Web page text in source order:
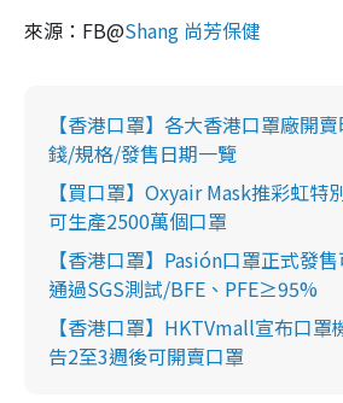
來源：FB@Shang 尚芳保健
【香港口罩】各大香港口罩廠開
錢/規格/發售日期一覽
【買口罩】Oxyair Mask推彩虹特
可生產2500萬個口罩
【香港口罩】Pasión口罩正式發
通過SGS測試/BFE、PFE≥95%
【香港口罩】HKTVmall宣布口罩
告2至3週後可開賣口罩